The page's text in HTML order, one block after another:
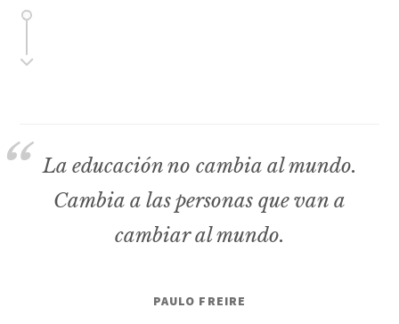
La educación no cambia al mundo.
Cambia a las personas que van a
cambiar al mundo.
PAULO FREIRE